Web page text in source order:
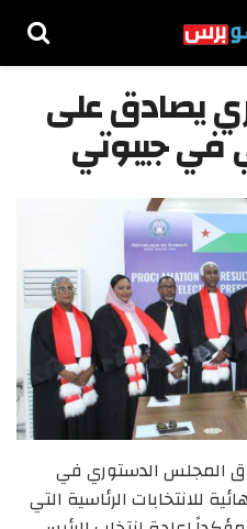
يصادق على
في جيبوتي
المجلس الدستوري في
للانتخابات الرئاسية التي